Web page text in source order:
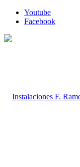
Youtube
Facebook